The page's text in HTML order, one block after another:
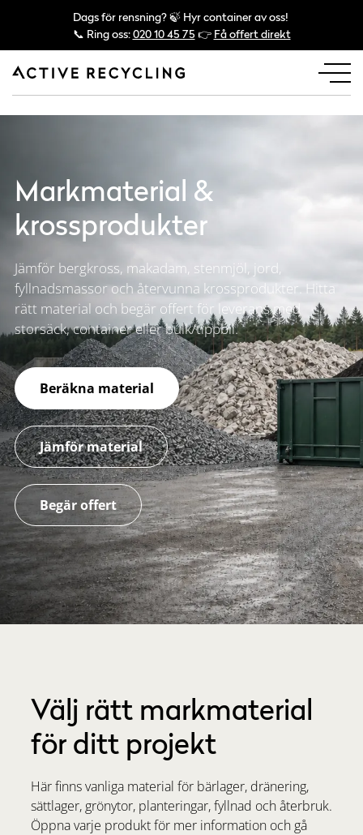
Dags för rensning? 🍃 Hyr container av oss!
📞 Ring oss:020 10 45 75 👉 Få offert direkt
Markmaterial &
krossprodukter
Jämför bergkross, makadam, stenmjöl, jord,
fyllnadsmassor och återvunna krossprodukter. Hitta
rätt material och begär offert för leverans med
storsäck, container eller bulk/tippbil.
Beräkna material
Jämför material
Begär offert
Välj rätt markmaterial
för ditt projekt
Här finns vanliga material för bärlager, dränering,
sättlager, grönytor, planteringar, fyllnad och återbruk.
Öppna varje produkt för mer information och gå